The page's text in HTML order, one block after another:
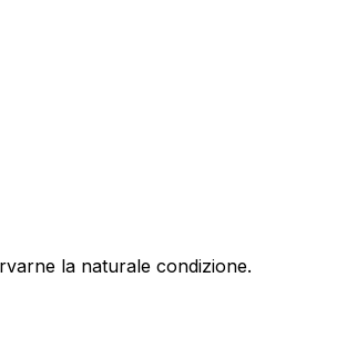
la naturale condizione.